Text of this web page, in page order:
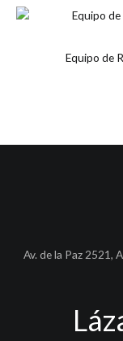
Equipo de
Av. de la Paz 2521,